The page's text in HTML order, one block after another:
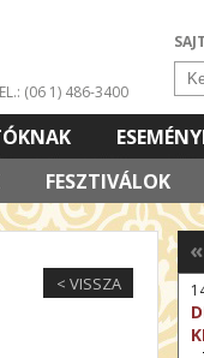
(06 1) 486-3400
FESZTIVÁLOK
< VISSZA
«